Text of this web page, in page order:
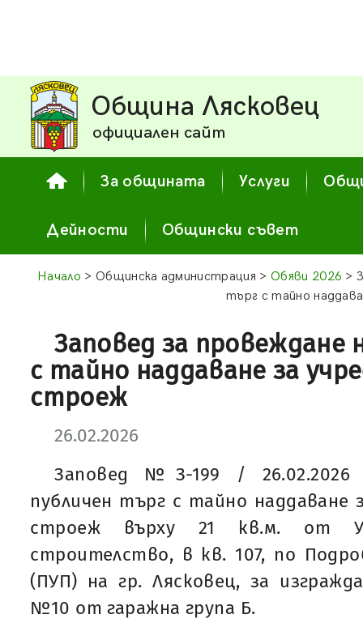
Община Лясковец
официален сайт
За общината Услуги
Дейности Общински съвет
Начало > Общинска администрация > Обяви 2026 >
търг с тайно
Заповед за провеждане
с тайно наддаване за
строеж
26.02.2026
Заповед №З-199 / 26.02.2026
публичен търг с тайно наддаване
строеж върху 21 кв.м. от
строителство, в кв. 107, по
(ПУП) на гр. Лясковец, за
№10 от гаражна група Б.